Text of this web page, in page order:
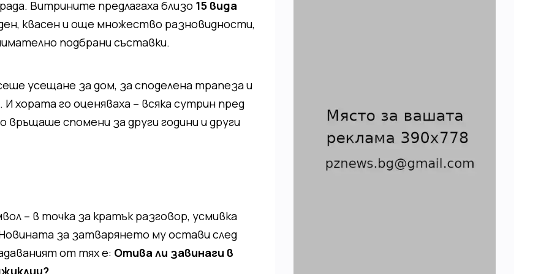
Витрините предлагаха близо 15 вида
квасен и още множество разновидности,
подбрани съставки.
усещане за дом, за споделена трапеза и
хората го оценяваха – всяка сутрин пред
връщаше спомени за други години и други
– в точка за кратък разговор, усмивка
Новината за затварянето му остави след
от тях е: Отива ли завинаги в